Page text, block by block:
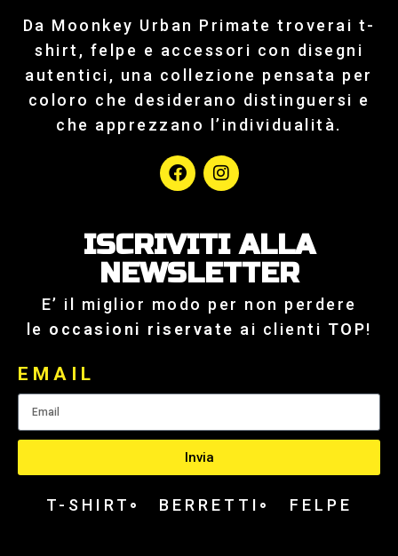
Da Moonkey Urban Primate troverai t-
shirt, felpe e accessori con disegni
autentici, una collezione pensata per
coloro che desiderano distinguersi e
che apprezzano l’individualità.
ISCRIVITI ALLA
NEWSLETTER
E’ il miglior modo per non perdere
le occasioni riservate ai clienti TOP!
EMAIL
Invia
T-SHIRT BERRETTI FELPE